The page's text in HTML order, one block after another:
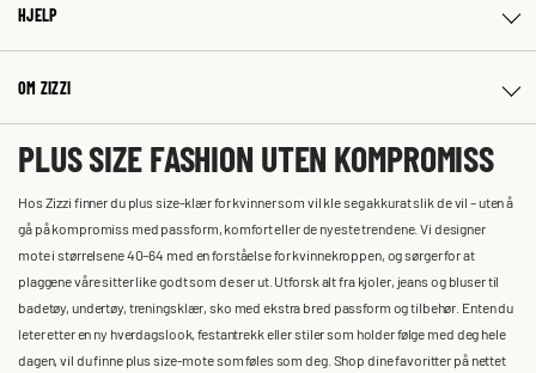
HJELP
OM ZIZZI
PLUS SIZE FASHION UTEN KOMPROMISS
Hos Zizzi finner du plus size-klær for kvinner som vil kle seg akkurat slik de vil – uten å
gå på kompromiss med passform, komfort eller de nyeste trendene. Vi designer
mote i størrelsene 40–64 med en forståelse for kvinnekroppen, og sørger for at
plaggene våre sitter like godt som de ser ut. Utforsk alt fra kjoler, jeans og bluser til
badetøy, undertøy, treningsklær, sko med ekstra bred passform og tilbehør. Enten du
leter etter en ny hverdagslook, festantrekk eller stiler som holder følge med deg hele
dagen, vil du finne plus size-mote som føles som deg. Shop dine favoritter på nettet